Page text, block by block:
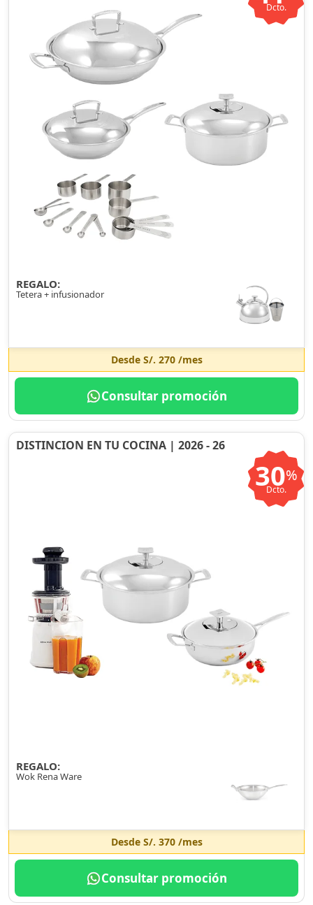
Dcto.
REGALO:
Tetera + infusionador
Desde S/. 270/mes
Consultar promoción
DISTINCION EN TU COCINA | 2026 - 26
30%
Dcto.
REGALO:
Wok Rena Ware
Desde S/. 370/mes
Consultar promoción